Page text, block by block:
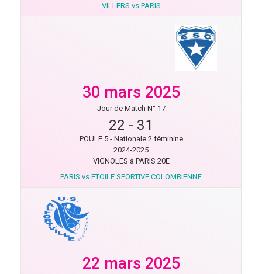
VILLERS vs PARIS
30 mars 2025
Jour de Match N° 17
22 - 31
POULE 5 - Nationale 2 féminine
2024-2025
VIGNOLES à PARIS 20E
PARIS vs ETOILE SPORTIVE COLOMBIENNE
22 mars 2025